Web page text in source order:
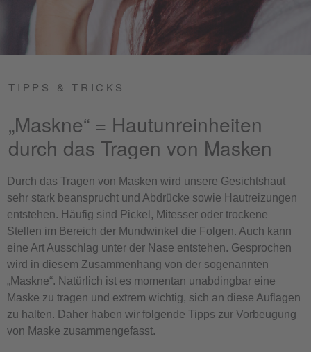
TIPPS & TRICKS
„Maskne“ = Hautunreinheiten
durch das Tragen von Masken
Durch das Tragen von Masken wird unsere Gesichtshaut
sehr stark beansprucht und Abdrücke sowie Hautreizungen
entstehen. Häufig sind Pickel, Mitesser oder trockene
Stellen im Bereich der Mundwinkel die Folgen. Auch kann
eine Art Ausschlag unter der Nase entstehen. Gesprochen
wird in diesem Zusammenhang von der sogenannten
„Maskne“. Natürlich ist es momentan unabdingbar eine
Maske zu tragen und extrem wichtig, sich an diese Auflagen
zu halten. Daher haben wir folgende Tipps zur Vorbeugung
von Maske zusammengefasst.